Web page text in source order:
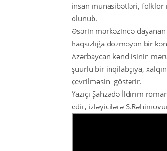
insan münasibətləri, folklor
olunub.
Əsərin mərkəzində
haqsızlığa dözməyən bir
Azərbaycan kəndlisinin
şüurlu bir inqilabçıya,
çevrilməsini göstərir.
Yazıçı Şahzadə İldırım
edir, izləyicilərə